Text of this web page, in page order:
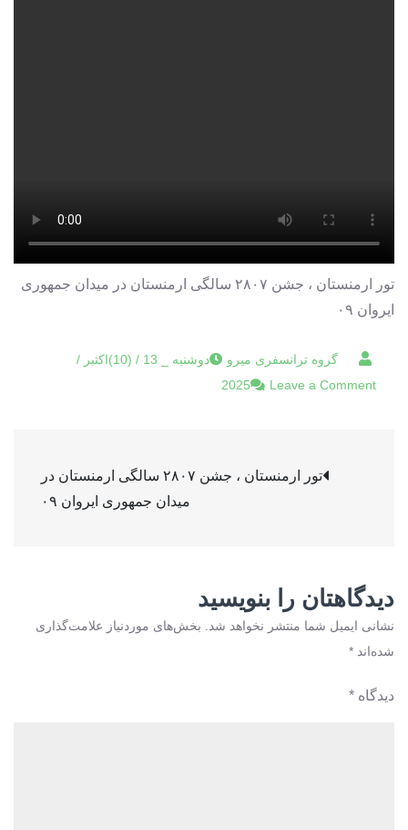
تور ارمنستان ، جشن ۲۸۰۷ سالگی ارمنستان در میدان جمهوری
ایروان ۰۹
دوشنبه _ 13 / (10)اکتبر /
2025
Leave a Comment
جشن
میدان
راهبری
تور ارمنستان ، جشن ۲۸۰۷ سالگی ارمنستان در
میدان جمهوری ایروان ۰۹
دیدگاهتان را بنویسید
نشانی ایمیل شما منتشر نخواهد شد.
بخش‌های موردنیاز علامت‌گذاری
شده‌اند *
دیدگاه *